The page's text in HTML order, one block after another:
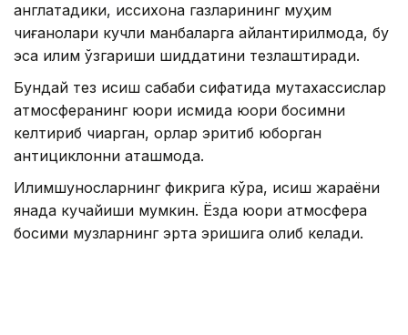
англатадики, иссиқхона газларининг муҳим
чиғаноқлари кучли манбаларга айлантирилмоқда, бу
эса иқлим ўзгариши шиддатини тезлаштиради.
Бундай тез исиш сабаби сифатида мутахассислар
атмосферанинг юқори қисмида юқори босимни
келтириб чиқарган, қорлар эритиб юборган
антициклонни аташмоқда.
Иқлимшуносларнинг фикрига кўра, исиш жараёни
янада кучайиши мумкин. Ёзда юқори атмосфера
босими музларнинг эрта эришига олиб келади.